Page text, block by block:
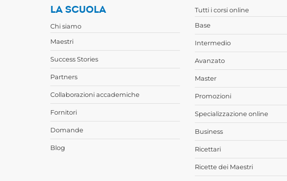
LA SCUOLA
Chi siamo
Maestri
Success Stories
Partners
Collaborazioni accademiche
Fornitori
Domande
Blog
Tutti i corsi online
Base
Intermedio
Avanzato
Master
Promozioni
Specializzazione online
Business
Ricettari
Ricette dei Maestri